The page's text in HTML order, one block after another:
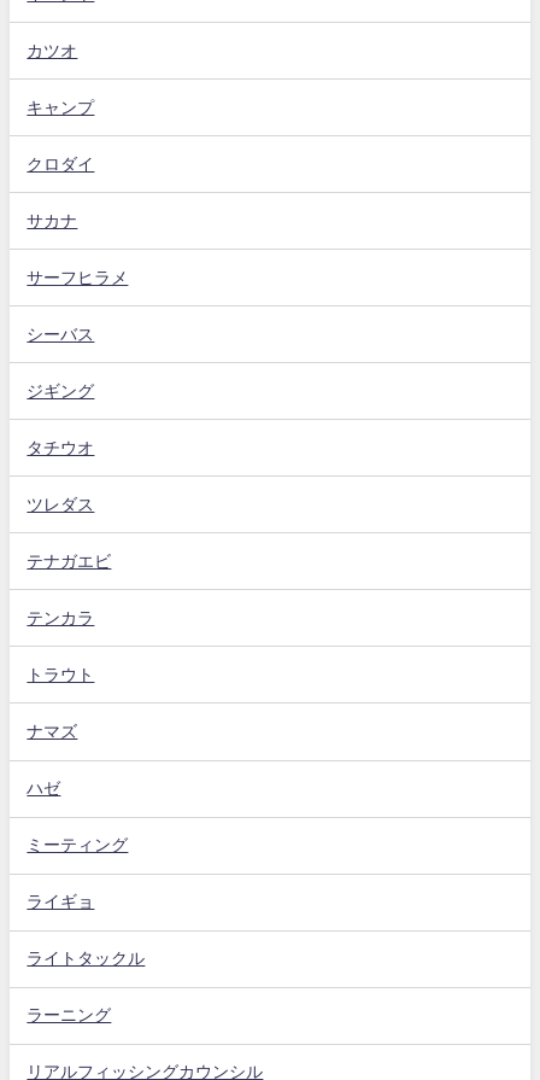
カツオ
キャンプ
クロダイ
サカナ
サーフヒラメ
シーバス
ジギング
タチウオ
ツレダス
テナガエビ
テンカラ
トラウト
ナマズ
ハゼ
ミーティング
ライギョ
ライトタックル
ラーニング
リアルフィッシングカウンシル